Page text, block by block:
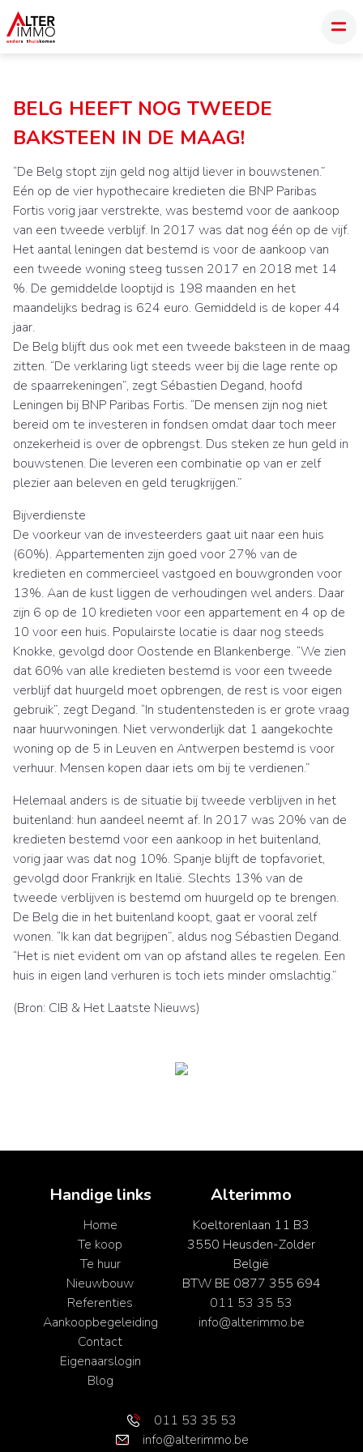
BELG HEEFT NOG TWEEDE
BAKSTEEN IN DE MAAG!
“De Belg stopt zijn geld nog altijd liever in bouwstenen.”
Eén op de vier hypothecaire kredieten die BNP Paribas
Fortis vorig jaar verstrekte, was bestemd voor de aankoop
van een tweede verblijf. In 2017 was dat nog één op de vijf.
Het aantal leningen dat bestemd is voor de aankoop van
een tweede woning steeg tussen 2017 en 2018 met 14
%. De gemiddelde looptijd is 198 maanden en het
maandelijks bedrag is 624 euro. Gemiddeld is de koper 44
jaar.
De Belg blijft dus ook met een tweede baksteen in de maag
zitten. “De verklaring ligt steeds weer bij die lage rente op
de spaarrekeningen”, zegt Sébastien Degand, hoofd
Leningen bij BNP Paribas Fortis. “De mensen zijn nog niet
bereid om te investeren in fondsen omdat daar toch meer
onzekerheid is over de opbrengst. Dus steken ze hun geld in
bouwstenen. Die leveren een combinatie op van er zelf
plezier aan beleven en geld terugkrijgen.”
Bijverdienste
De voorkeur van de investeerders gaat uit naar een huis
(60%). Appartementen zijn goed voor 27% van de
kredieten en commercieel vastgoed en bouwgronden voor
13%. Aan de kust liggen de verhoudingen wel anders. Daar
zijn 6 op de 10 kredieten voor een appartement en 4 op de
10 voor een huis. Populairste locatie is daar nog steeds
Knokke, gevolgd door Oostende en Blankenberge. “We zien
dat 60% van alle kredieten bestemd is voor een tweede
verblijf dat huurgeld moet opbrengen, de rest is voor eigen
gebruik”, zegt Degand. “In studentensteden is er grote vraag
naar huurwoningen. Niet verwonderlijk dat 1 aangekochte
woning op de 5 in Leuven en Antwerpen bestemd is voor
verhuur. Mensen kopen daar iets om bij te verdienen.”
Helemaal anders is de situatie bij tweede verblijven in het
buitenland: hun aandeel neemt af. In 2017 was 20% van de
kredieten bestemd voor een aankoop in het buitenland,
vorig jaar was dat nog 10%. Spanje blijft de topfavoriet,
gevolgd door Frankrijk en Italië. Slechts 13% van de
tweede verblijven is bestemd om huurgeld op te brengen.
De Belg die in het buitenland koopt, gaat er vooral zelf
wonen. “Ik kan dat begrijpen”, aldus nog Sébastien Degand.
“Het is niet evident om van op afstand alles te regelen. Een
huis in eigen land verhuren is toch iets minder omslachtig.”
(Bron: CIB & Het Laatste Nieuws)
Handige links
Home
Te koop
Te huur
Nieuwbouw
Referenties
Aankoopbegeleiding
Contact
Eigenaarslogin
Blog
Alterimmo
Koeltorenlaan 11 B3
3550 Heusden-Zolder
België
BTW BE 0877 355 694
011 53 35 53
info@alterimmo.be
011 53 35 53
info@alterimmo.be